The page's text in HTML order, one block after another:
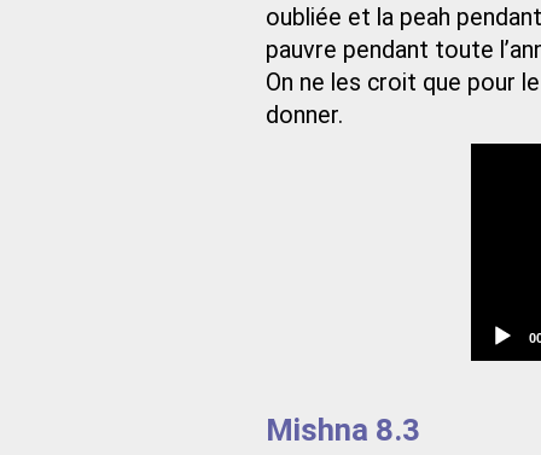
oubliée et la peah
pauvre pendant toute
On ne les croit que pour
donner.
Mishna 8.3